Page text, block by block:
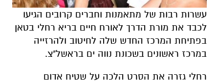
עשרות רבות של מתאמנות וחברים קרובים הגיעו
לכבד את מורת הדרך לאורח חיים בריא רחלי בטאן
בפתיחת המרכז החדש שלה לחיטוב ולהרזייה
במרכז ראשונים בשכונת נווה ים בראשל"צ.
רחלי גזרה את הסרט הלכה על שטיח אדום